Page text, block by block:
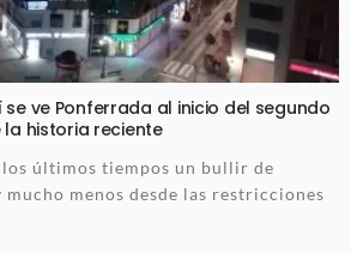
ve Ponferrada al inicio del segundo
la historia reciente
los últimos tiempos un bullir de
menos desde las restricciones